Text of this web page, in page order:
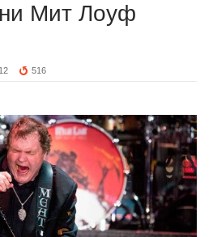
Мит Лоуф
516